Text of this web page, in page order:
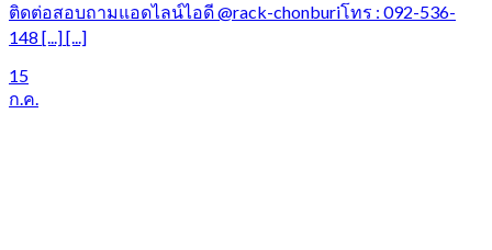
ติดต่อสอบถามแอดไลน์ไอดี @rack-chonburiโทร : 092-536-
148 [...] [...]
15
ก.ค.